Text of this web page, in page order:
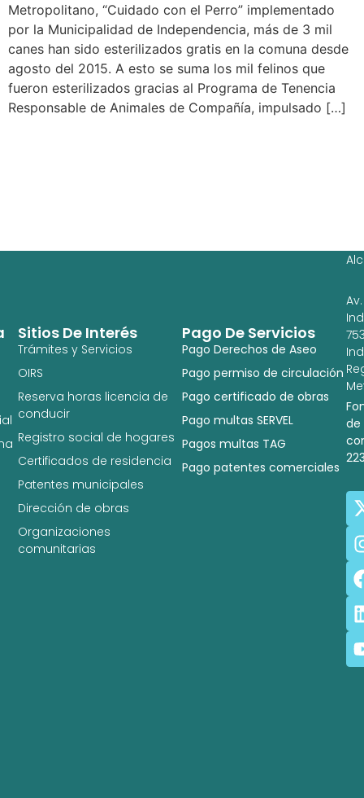
Metropolitano, “Cuidado con el Perro” implementado
por la Municipalidad de Independencia, más de 3 mil
canes han sido esterilizados gratis en la comuna desde
agosto del 2015. A esto se suma los mil felinos que
fueron esterilizados gracias al Programa de Tenencia
Responsable de Animales de Compañía, impulsado […]
Pago De Servicios
Pago Derechos de Aseo
Pago permiso de circulación
Pago certificado de obras
Pago multas SERVEL
Pagos multas TAG
Pago patentes comerciales
Sitios De Interés
Trámites y Servicios
OIRS
Reserva horas licencia de
conducir
Registro social de hogares
Certificados de residencia
Patentes municipales
Dirección de obras
Organizaciones
comunitarias
Av.
de